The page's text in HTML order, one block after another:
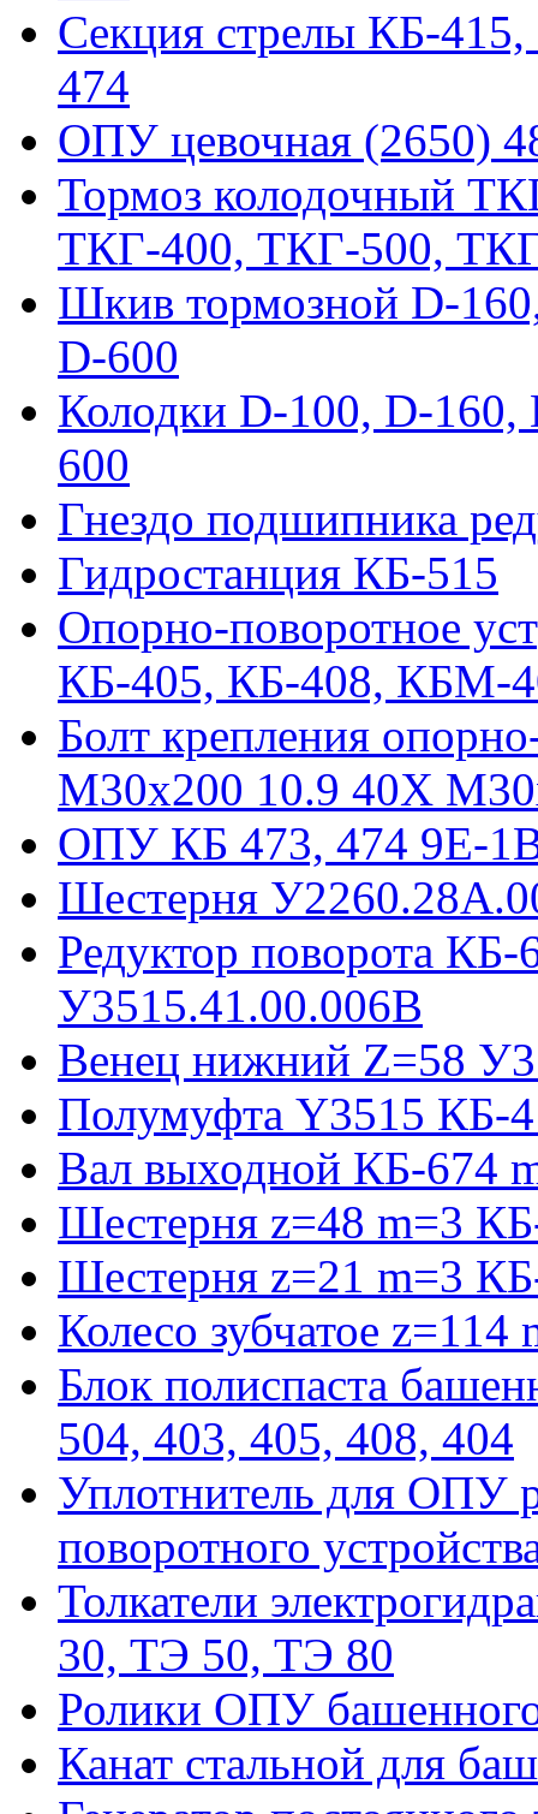
Секция стрелы КБ-
474
ОПУ цевочная (2650)
Тормоз колодочный
ТКГ-400, ТКГ-500,
Шкив тормозной D-
D-600
Колодки D-100, D-
600
Гнездо подшипника
Гидростанция КБ-515
Опорно-поворотное
КБ-405, КБ-408, КБМ-
Болт крепления
М30х200 10.9 40Х
ОПУ КБ 473, 474 9E-
Шестерня
Редуктор поворота КБ-
У3515.41.00.006В
Венец нижний Z=58
Полумуфта Y3515 КБ-
Вал выходной КБ-674
Шестерня z=48 m=3
Шестерня z=21 m=3
Колесо зубчатое
Блок полиспаста
504, 403, 405, 408, 404
Уплотнитель для ОПУ
поворотного
Толкатели
30, ТЭ 50, ТЭ 80
Ролики ОПУ
Канат стальной для